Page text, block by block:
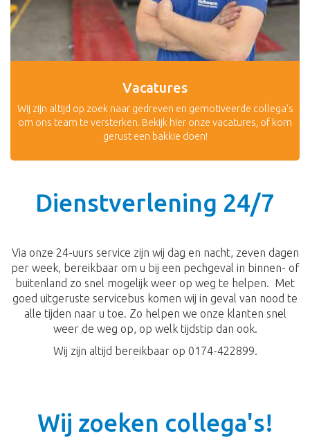
Vacatures
Wij zijn altijd op zoek naar gedreven en gemotiveerde collega’s
om ons team te versterken. Bekijk hier onze vacatures, of kom
gerust een bakkie doen!
Dienstverlening 24/7
Via onze 24-uurs service zijn wij dag en nacht, zeven dagen
per week, bereikbaar om u bij een pechgeval in binnen- of
buitenland zo snel mogelijk weer op weg te helpen. Met
goed uitgeruste servicebus komen wij in geval van nood te
alle tijden naar u toe. Zo helpen we onze klanten snel
weer de weg op, op welk tijdstip dan ook.
Wij zijn altijd bereikbaar op 0174-422899.
Wij zoeken collega's!